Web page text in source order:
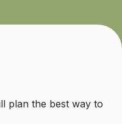
plan the best way to